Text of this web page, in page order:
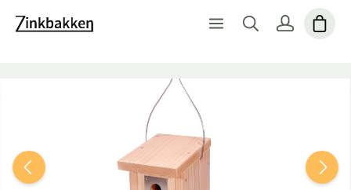
Spring over billedgalleri